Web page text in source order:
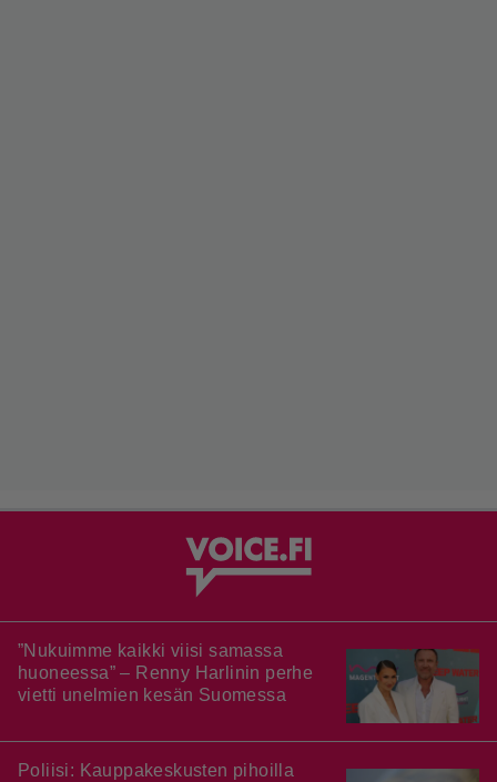
”Nukuimme kaikki viisi samassa
huoneessa” – Renny Harlinin perhe
vietti unelmien kesän Suomessa
Poliisi: Kauppakeskusten pihoilla